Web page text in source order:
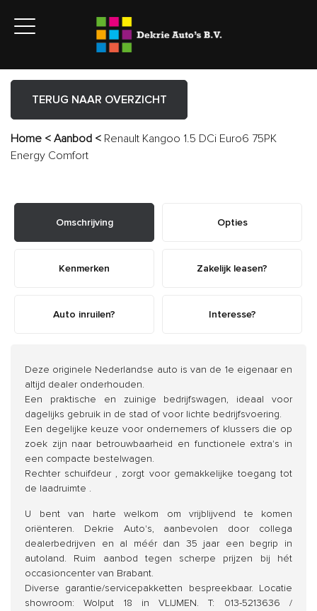
TERUG NAAR OVERZICHT
Home < Aanbod < Renault Kangoo 1.5 DCi Euro6 75PK
Energy Comfort
Omschrijving Opties
Kenmerken Zakelijk leasen?
Auto inruilen? Interesse?
Deze originele Nederlandse auto is van de 1e eigenaar en
altijd dealer onderhouden.
Een praktische en zuinige bedrijfswagen, ideaal voor
dagelijks gebruik in de stad of voor lichte bedrijfsvoering.
Een degelijke keuze voor ondernemers of klussers die op
zoek zijn naar betrouwbaarheid en functionele extra's in
een compacte bestelwagen.
Rechter schuifdeur , zorgt voor gemakkelijke toegang tot
de laadruimte .
U bent van harte welkom om vrijblijvend te komen
oriënteren. Dekrie Auto's, aanbevolen door collega
dealerbedrijven en al méér dan 35 jaar een begrip in
autoland. Ruim aanbod tegen scherpe prijzen bij hét
occasioncenter van Brabant.
Diverse garantie/servicepakketten bespreekbaar. Locatie
showroom: Wolput 18 in VLIJMEN. T: 013-5213636 /